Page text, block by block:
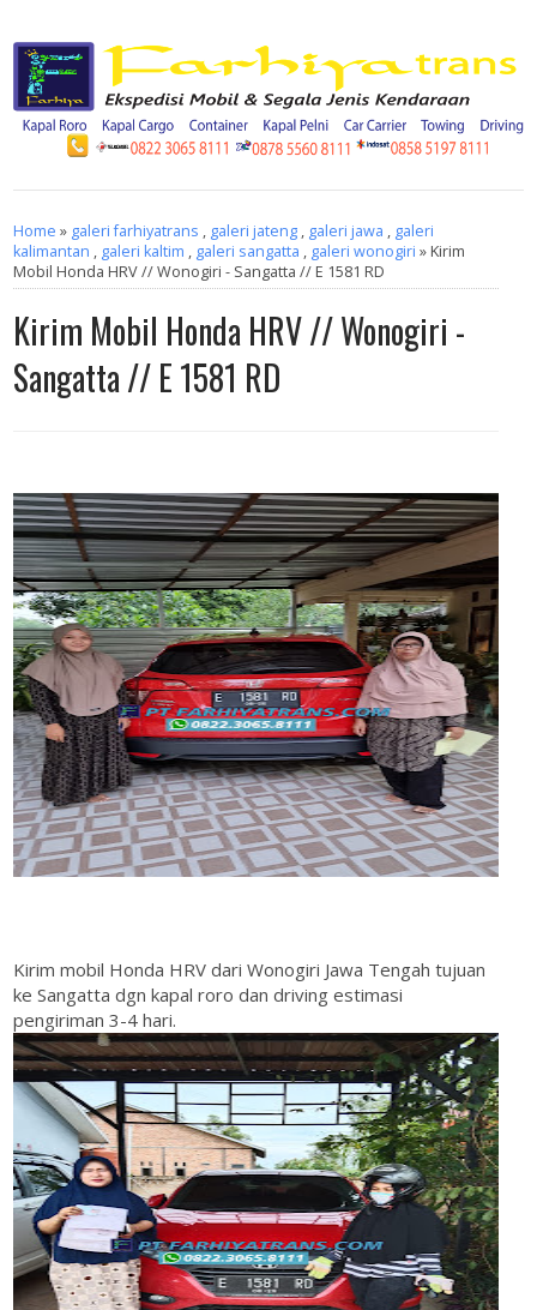
Home » galeri farhiyatrans , galeri jateng, galeri jawa , galeri
kalimantan , galeri kaltim , galeri sangatta , galeri wonogiri » Kirim
Mobil Honda HRV // Wonogiri - Sangatta // E 1581 RD
Kirim Mobil Honda HRV // Wonogiri -
Sangatta // E 1581 RD
Kirim mobil Honda HRV dari Wonogiri Jawa Tengah tujuan
ke Sangatta dgn kapal roro dan driving estimasi
pengiriman 3-4 hari.